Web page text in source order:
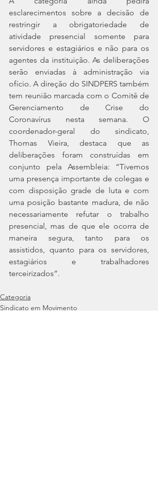
esclarecimentos sobre a decisão de
restringir a obrigatoriedade de
atividade presencial somente para
servidores e estagiários e não para os
agentes da instituição. As deliberações
serão enviadas à administração via
ofício. A direção do SINDPERS também
tem reunião marcada com o Comitê de
Gerenciamento de Crise do
Coronavírus nesta semana. O
coordenador-geral do sindicato,
Thomas Vieira, destaca que as
deliberações foram construídas em
conjunto pela Assembleia: “Tivemos
uma presença importante de colegas e
com disposição grade de luta e com
uma posição bastante madura, de não
necessariamente refutar o trabalho
presencial, mas de que ele ocorra de
maneira segura, tanto para os
assistidos, quanto para os servidores,
estagiários e trabalhadores
terceirizados”.
Categoria
Sindicato em Movimento